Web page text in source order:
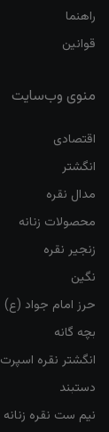
راهنما
قوانین
منوی وب‌سایت
اقتصادی
انگشتر
مدال نقره
محصولات زنانه
زنجیر نقره
نگین
حرز امام جواد (ع)
بچه گانه
انگشتر نقره اسپرت
دستبند
نیم ست نقره زنانه